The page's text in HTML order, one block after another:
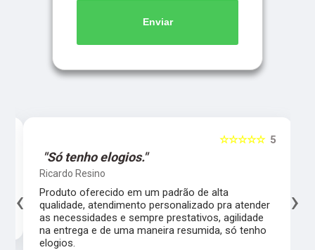
Enviar
5
☆☆☆☆☆
"Só tenho elogios."
Ricardo Resino
Produto oferecido em um padrão de alta
qualidade, atendimento personalizado pra atender
as necessidades e sempre prestativos, agilidade
na entrega e de uma maneira resumida, só tenho
elogios.
‹ ›